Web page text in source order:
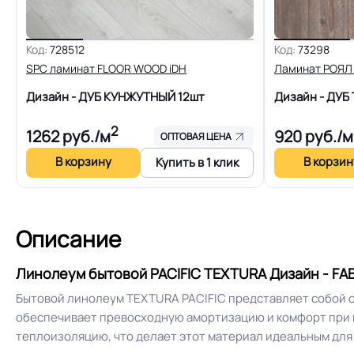
Форма поставки и мин. партии
Оптом. В розницу
Система стыковки швов
Способ укладки
На клей для
EUROPROF
Безопасность материала ГОСТ, ТУ,
ISO
Соответствует ГОСТ, ТУ, ISO
заложенными в
ГОСТ30402 ,
Код: 728512
SPC ламинат FLOOR WOOD iDH
Дизайн - ДУБ КУНЖУТНЫЙ12шт
1262руб./м2 ОПТОВАЯ ЦЕНА
В корзину Купить в 1 клик
Код: 73298
Ламинат
Дизайн -
920руб./м
В
Описание
Линолеум бытовой PACIFIC TEXTURA Дизайн -
Бытовой линолеум TEXTURA PACIFIC представляет
обеспечивает превосходную амортизацию и комфорт при
теплоизоляцию, что делает этот материал идеальным